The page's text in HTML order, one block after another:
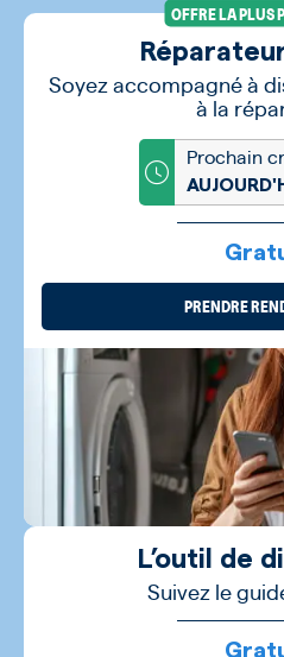
OFFRE LA PLUS
Soyez accompagné à
à la
Prochain
PRENDRE
L’outil de
Suivez le